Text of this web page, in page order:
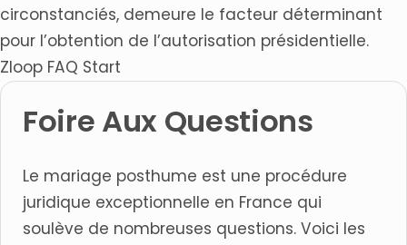
circonstanciés, demeure le facteur déterminant
pour l’obtention de l’autorisation présidentielle.
Zloop FAQ Start
Foire Aux Questions
Le mariage posthume est une procédure
juridique exceptionnelle en France qui
soulève de nombreuses questions. Voici les